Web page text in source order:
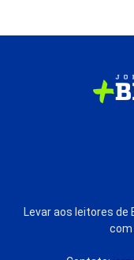
Levar aos leitores de
com